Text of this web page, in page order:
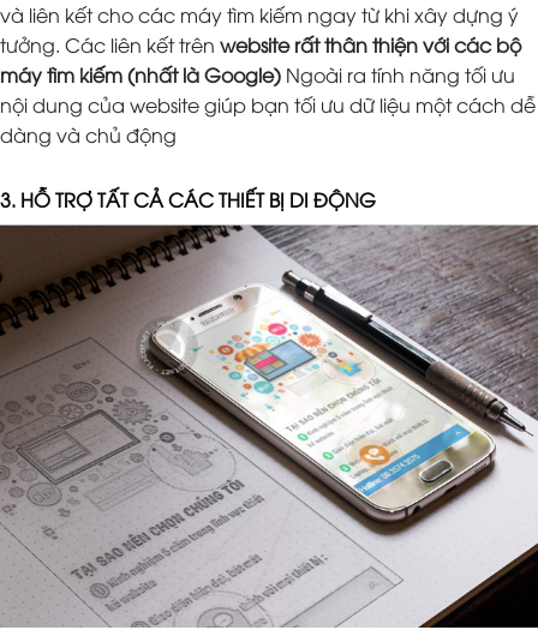
và liên kết cho các máy tìm kiếm ngay từ khi xây dựng ý
tưởng. Các liên kết trên website rất thân thiện với các bộ
máy tìm kiếm (nhất là Google) Ngoài ra tính năng tối ưu
nội dung của website giúp bạn tối ưu dữ liệu một cách dễ
dàng và chủ động
3. HỖ TRỢ TẤT CẢ CÁC THIẾT BỊ DI ĐỘNG